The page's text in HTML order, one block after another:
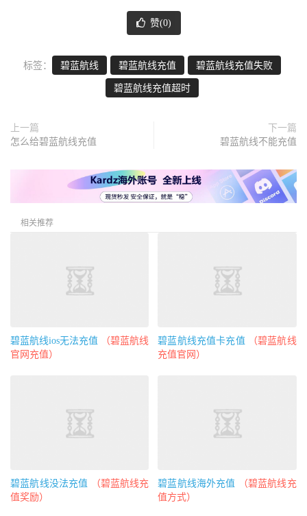
赞(0)
标签： 碧蓝航线 碧蓝航线充值 碧蓝航线充值失败
碧蓝航线充值超时
上一篇
怎么给碧蓝航线充值
下一篇
碧蓝航线不能充值
相关推荐
碧蓝航线ios无法充值
（碧蓝航线
官网充值）
碧蓝航线充值卡充值
（碧蓝航线
充值官网）
碧蓝航线没法充值
（碧蓝航线充
值奖励）
碧蓝航线海外充值
（碧蓝航线充
值方式）